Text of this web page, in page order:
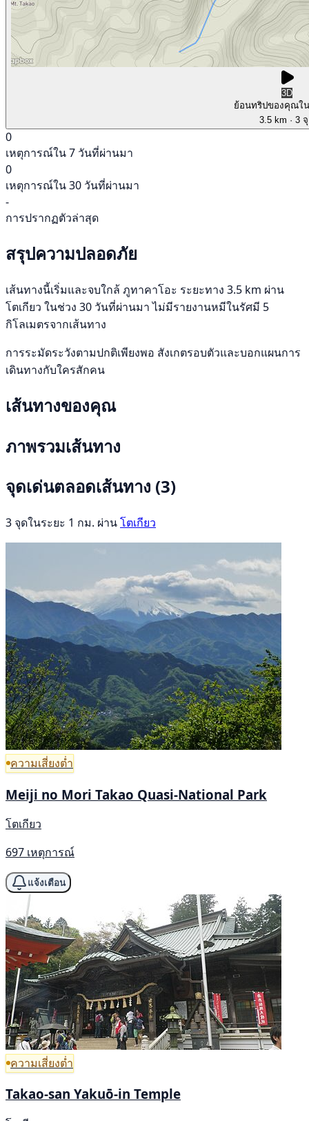
3D
ย้อนทริปของคุณใ
3.5 km · 3
0
เหตุการณ์ใน 7 วันที่ผ่านมา
0
เหตุการณ์ใน 30 วันที่ผ่านมา
-
การปรากฏตัวล่าสุด
สรุปความปลอดภัย
เส้นทางนี้เริ่มและจบใกล้ ภูทาคาโอะ ระยะทาง 3.5 km ผ่าน
โตเกียว ในช่วง 30 วันที่ผ่านมา ไม่มีรายงานหมีในรัศมี 5
กิโลเมตรจากเส้นทาง
การระมัดระวังตามปกติเพียงพอ สังเกตรอบตัวและบอกแผนการ
เดินทางกับใครสักคน
เส้นทางของคุณ
ภาพรวมเส้นทาง
จุดเด่นตลอดเส้นทาง (3)
3 จุดในระยะ 1 กม. ผ่านโตเกียว
ความเสี่ยงต่ำ
Meiji no Mori Takao Quasi-National Park
โตเกียว
697 เหตุการณ์
แจ้งเตือน
ความเสี่ยงต่ำ
Takao-san Yakuō-in Temple